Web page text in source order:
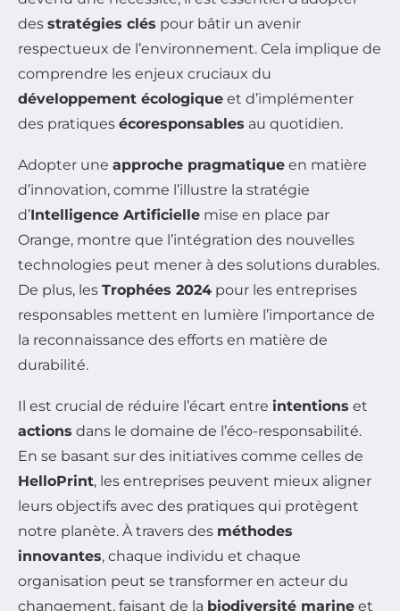
des stratégies clés pour bâtir un avenir
respectueux de l’environnement. Cela implique de
comprendre les enjeux cruciaux du
développement écologique et d’implémenter
des pratiques écoresponsables au quotidien.
Adopter une approche pragmatique en matière
d’innovation, comme l’illustre la stratégie
d’Intelligence Artificielle mise en place par
Orange, montre que l’intégration des nouvelles
technologies peut mener à des solutions durables.
De plus, les Trophées 2024 pour les entreprises
responsables mettent en lumière l’importance de
la reconnaissance des efforts en matière de
durabilité.
Il est crucial de réduire l’écart entre intentions et
actions dans le domaine de l’éco-responsabilité.
En se basant sur des initiatives comme celles de
HelloPrint, les entreprises peuvent mieux aligner
leurs objectifs avec des pratiques qui protègent
notre planète. À travers des méthodes
innovantes, chaque individu et chaque
organisation peut se transformer en acteur du
changement, faisant de la biodiversité marine et